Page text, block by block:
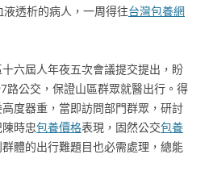
透析的病人，一周得往台灣包養網
六屆人年夜五次會議提交提出，盼
路公交，保證山區群眾就醫出行。得
度器重，當即訪問部門群眾，研討
時忠包養價格表現，固然公交包養
體的出行難題目也必需處理，總能